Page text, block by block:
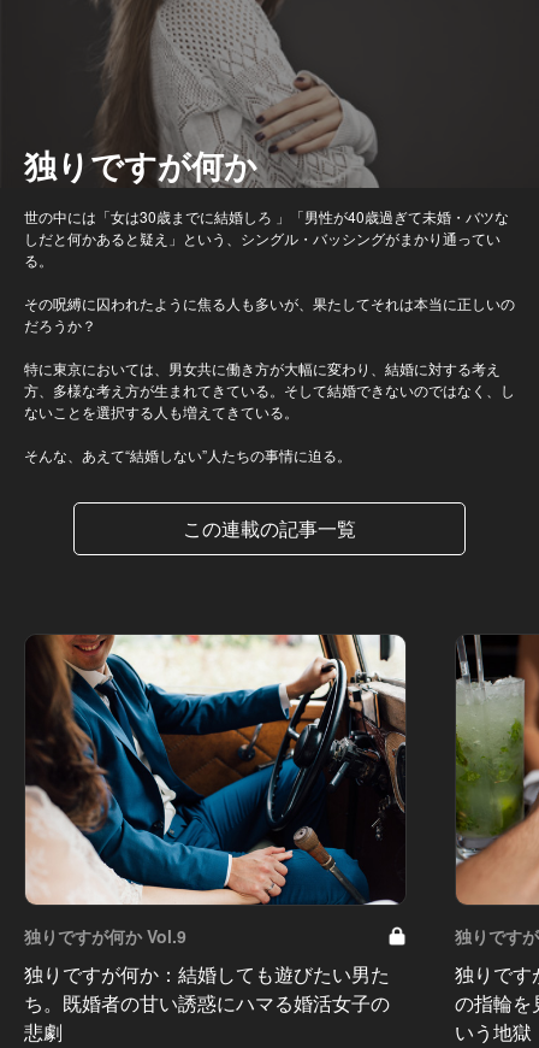
独りですが何か
世の中には「女は30歳までに結婚しろ 」「男性が40歳過ぎて未婚・バツな
しだと何かあると疑え」という、シングル・バッシングがまかり通ってい
る。
その呪縛に囚われたように焦る人も多いが、果たしてそれは本当に正しいの
だろうか？
特に東京においては、男女共に働き方が大幅に変わり、結婚に対する考え
方、多様な考え方が生まれてきている。そして結婚できないのではなく、し
ないことを選択する人も増えてきている。
そんな、あえて“結婚しない”人たちの事情に迫る。
この連載の記事一覧
独りですが何か Vol.9
独りですが何か：結婚しても遊びたい男た
ち。既婚者の甘い誘惑にハマる婚活女子の
悲劇
独りです
独りです
の指輪を
いう地獄